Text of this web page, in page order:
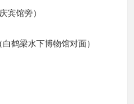
馆旁）
鹤梁水下博物馆对面）